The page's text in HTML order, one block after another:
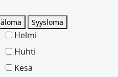
Syysloma
Helmi
Huhti
Kesä